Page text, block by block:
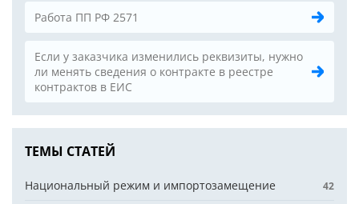
Работа ПП РФ 2571
Если у заказчика изменились реквизиты, нужно
ли менять сведения о контракте в реестре
контрактов в ЕИС
ТЕМЫ СТАТЕЙ
Национальный режим и импортозамещение 42